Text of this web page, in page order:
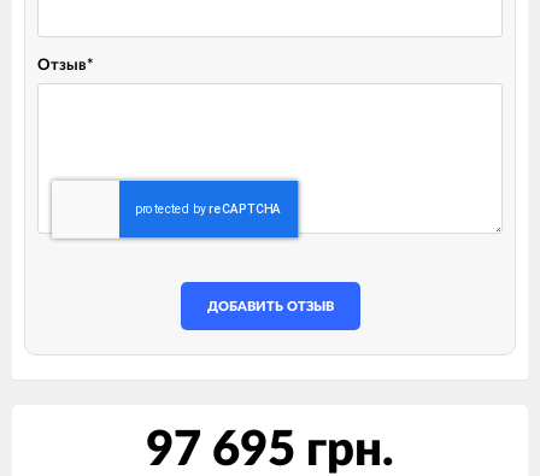
Отзыв*
ДОБАВИТЬ ОТЗЫВ
97 695 грн.